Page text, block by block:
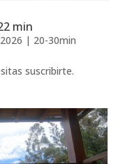
min
| 20-30min
suscribirte.